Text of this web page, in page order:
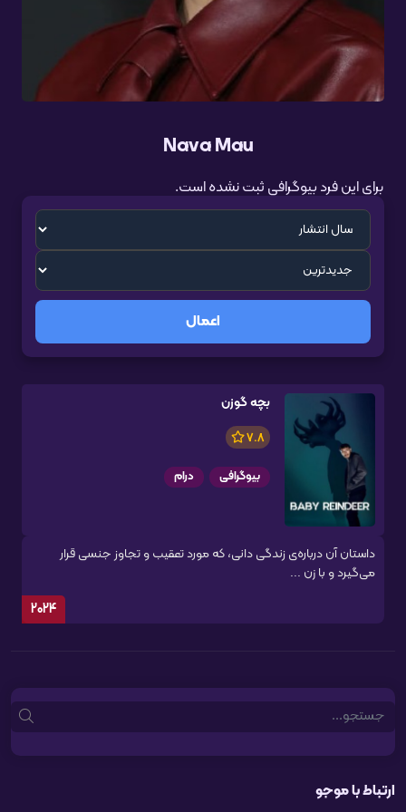
Nava Mau
برای این فرد بیوگرافی ثبت نشده است.
اعمال
بچه گوزن
7.8
بیوگرافی درام
داستان آن درباره‌ی زندگی دانی، که مورد تعقیب و تجاوز جنسی قرار
می‌گیرد و با زن ...
2024
Search
ارتباط با موجو